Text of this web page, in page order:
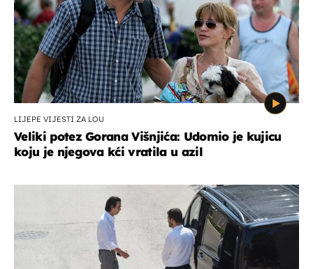
LIJEPE VIJESTI ZA LOU
Veliki potez Gorana Višnjića: Udomio je kujicu
koju je njegova kći vratila u azil